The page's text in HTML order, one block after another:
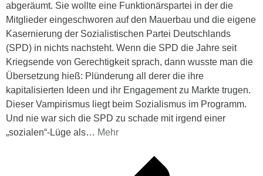
abgeräumt. Sie wollte eine Funktionärspartei in der die
Mitglieder eingeschworen auf den Mauerbau und die eigene
Kasernierung der Sozialistischen Partei Deutschlands
(SPD) in nichts nachsteht. Wenn die SPD die Jahre seit
Kriegsende von Gerechtigkeit sprach, dann wusste man die
Übersetzung hieß: Plünderung all derer die ihre
kapitalisierten Ideen und ihr Engagement zu Markte trugen.
Dieser Vampirismus liegt beim Sozialismus im Programm.
Und nie war sich die SPD zu schade mit irgend einer
„sozialen“-Lüge als… Mehr